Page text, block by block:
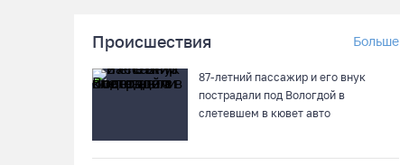
Происшествия Больше
87-летний пассажир и его внук
пострадали под Вологдой в
слетевшем в кювет авто